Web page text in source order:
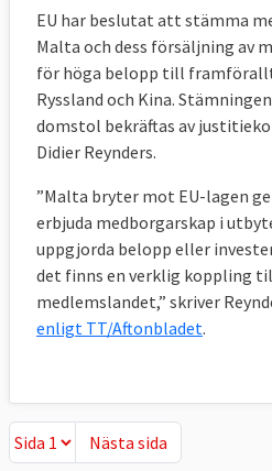
EU har beslutat att stämma
Malta och dess försäljning av
för höga belopp till
Ryssland och Kina.
domstol bekräftas av
Didier Reynders.
”Malta bryter mot EU-lagen
erbjuda medborgarskap i
uppgjorda belopp eller
det finns en verklig koppling
medlemslandet,” skriver
enligt TT/Aftonbladet.
Nästa sida
Nästa sida